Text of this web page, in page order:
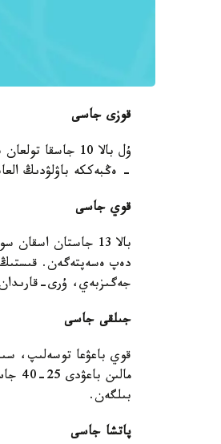
قوزى جاسى
ۇل بالا 10
- ەڭبەككە باۋلۋدىڭ
قوي جاسى
دەپ ەسەپتەگەن.
جەگىزبەي، ۇرى-
جىلقى جاسى
قوي باعۋعا توسەلىپ،
بىلگەن.
پاتشا جاسى